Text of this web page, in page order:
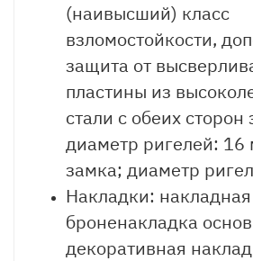
(наивысший) класс
взломостойкости,
защита от
пластины из
стали с обеих сторон
диаметр ригелей: 16
замка; диаметр
Накладки: накладная
броненакладка
декоративная